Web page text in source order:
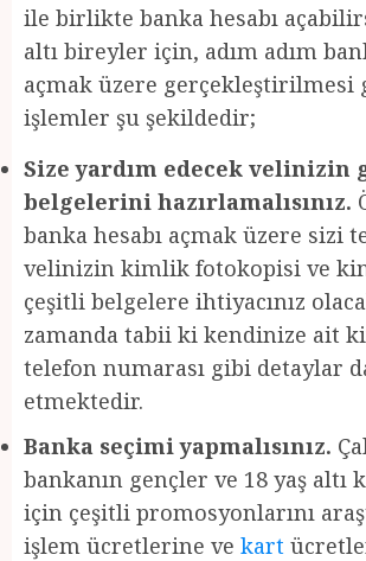
ile birlikte banka hesabı
altı bireyler için, adım adım
açmak üzere gerçekleştirilmesi
işlemler şu şekildedir;
Size yardım edecek velinizin
belgelerini hazırlamalısınız.
banka hesabı açmak üzere sizi
velinizin kimlik fotokopisi ve
çeşitli belgelere ihtiyacınız
zamanda tabii ki kendinize ait
telefon numarası gibi detaylar
etmektedir.
Banka seçimi yapmalısınız.
bankanın gençler ve 18 yaş altı
için çeşitli promosyonlarını
işlem ücretlerine ve kart